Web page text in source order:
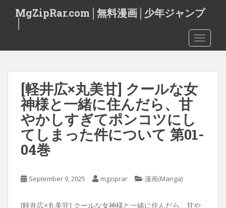
t
MgZipRar.com│無料漫画│少年ジャンプ
[軽井広×丸美甘] クールな女
神様と一緒に住んだら、甘
やかしすぎてポンコツにし
てしまった件について 第01-
04巻
September 9, 2025 mgziprar 漫画(Manga)
[軽井広×丸美甘] クールな女神様と一緒に住んだら、甘や